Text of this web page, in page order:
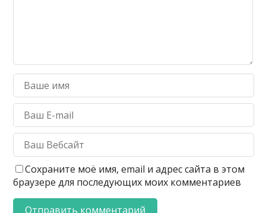
Сохраните моё имя, email и адрес сайта в этом
браузере для последующих моих комментариев